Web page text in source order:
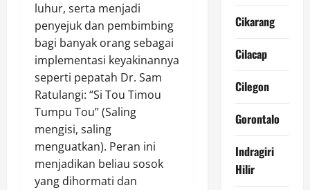
luhur, serta menjadi
penyejuk dan pembimbing
bagi banyak orang sebagai
implementasi keyakinannya
seperti pepatah Dr. Sam
Ratulangi: “Si Tou Timou
Tumpu Tou” (Saling
mengisi, saling
menguatkan). Peran ini
menjadikan beliau sosok
yang dihormati dan
Cikarang
Cilacap
Cilegon
Gorontalo
Indragiri
Hilir